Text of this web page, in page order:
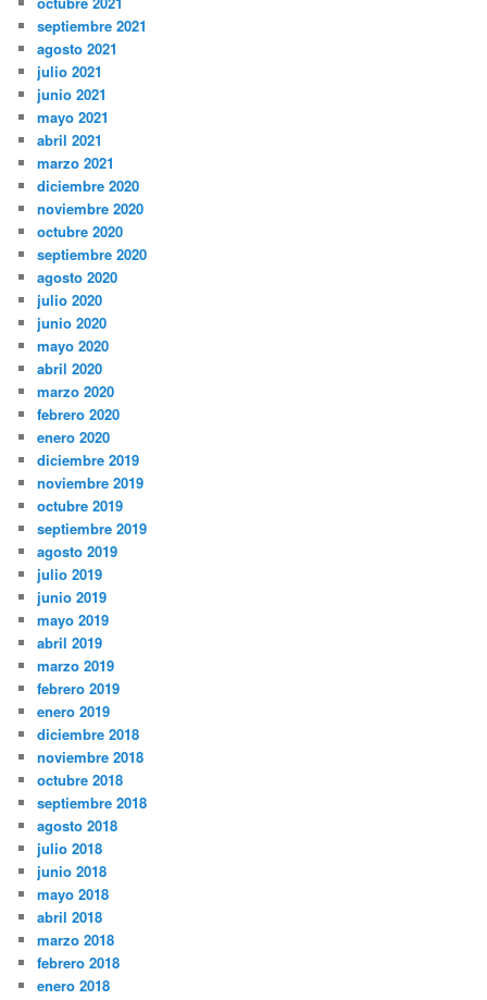
septiembre 2021
agosto 2021
julio 2021
junio 2021
mayo 2021
abril 2021
marzo 2021
diciembre 2020
noviembre 2020
octubre 2020
septiembre 2020
agosto 2020
julio 2020
junio 2020
mayo 2020
abril 2020
marzo 2020
febrero 2020
enero 2020
diciembre 2019
noviembre 2019
octubre 2019
septiembre 2019
agosto 2019
julio 2019
junio 2019
mayo 2019
abril 2019
marzo 2019
febrero 2019
enero 2019
diciembre 2018
noviembre 2018
octubre 2018
septiembre 2018
agosto 2018
julio 2018
junio 2018
mayo 2018
abril 2018
marzo 2018
febrero 2018
enero 2018